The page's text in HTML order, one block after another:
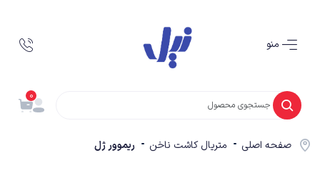
0
صفحه اصلی متریال کاشت ناخن ریموور ژل